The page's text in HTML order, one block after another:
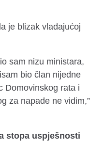
je blizak vladajućoj
sam nizu ministara,
bio član nijedne
Domovinskog rata i
za napade ne vidim,”
stopa uspješnosti